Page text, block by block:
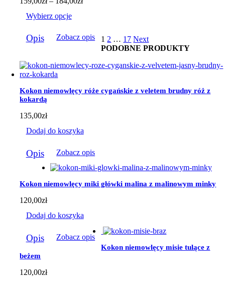
do
184,00zł
Wybierz opcje
produkt
wariantów.
Opcje
wybrać
na
stronie
produktu
Opis Zobacz opis 1 2 … 17 Next
PODOBNE PRODUKTY
Kokon niemowlęcy róże cygańskie z veletem brudny róż z
kokardą
135,00zł
Dodaj do koszyka
Opis Zobacz opis
Kokon niemowlęcy miki główki malina z malinowym minky
120,00zł
Dodaj do koszyka
Opis Zobacz opis
Kokon niemowlęcy misie tulące z
beżem
120,00zł